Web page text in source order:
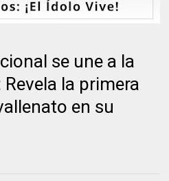
se une a la
la primera
en su